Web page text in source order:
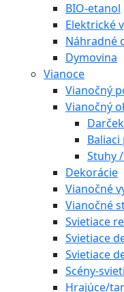
BIO-etanol
Elektrické
Náhradné
Dymovina
Vianoce
Vianočný
Vianočný
Stuhy
Dekorácie
Vianočné
Vianočné
Svietiace
Svietiace
Svietiace
Scény-
Hrajúce/